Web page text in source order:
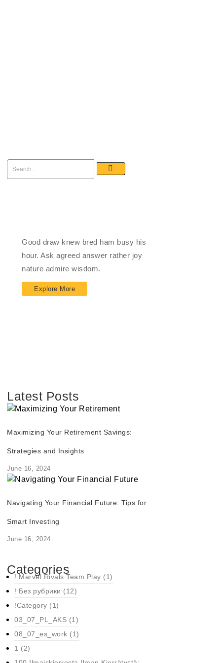
Good draw knew bred ham busy his
hour. Ask agreed answer rather joy
nature admire wisdom.
Explore More
Latest Posts
Maximizing Your Retirement Savings:
Strategies and Insights
June 16, 2024
Navigating Your Financial Future: Tips for
Smart Investing
June 16, 2024
Categories
! Marvel Rivals Team Play (1)
! Без рубрики (12)
!Category (1)
03_07_PL_AKS (1)
08_07_es_work (1)
1 (2)